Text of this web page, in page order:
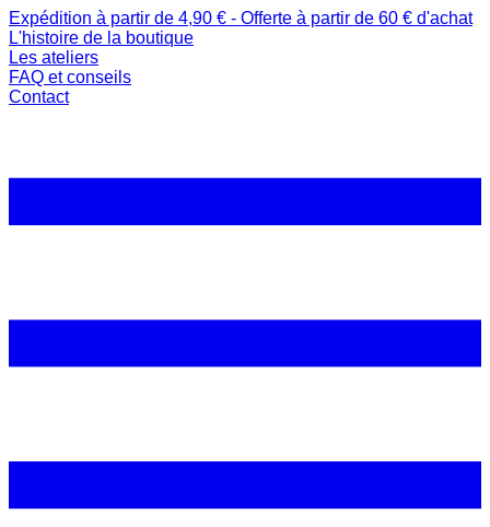
Expédition à partir de 4,90 € - Offerte à partir de 60 € d'achat
L'histoire de la boutique
Les ateliers
FAQ et conseils
Contact